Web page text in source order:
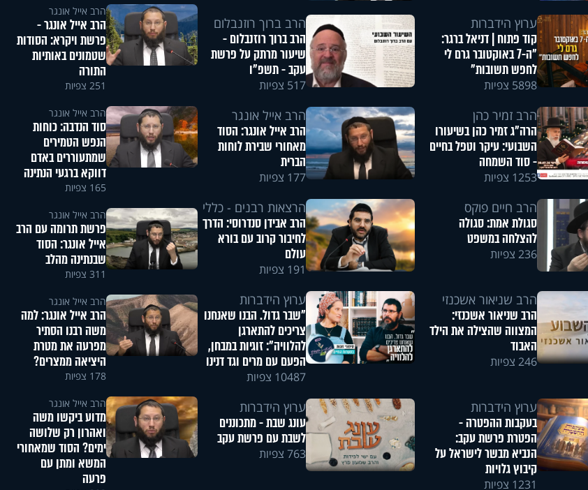
ערוץ הידברות
קוד פתוח | דניאל ברגר:
"ה-7 באוקטובר גרם לי
לחפש תשובות"
5898 צפיות
הרב ברוך רוזנבלום
הרב ברוך רוזנבלום -
שיעור מרתק על פרשת
עקב - תשפ"ו
517 צפיות
הרב זמיר כהן
הרה"ג זמיר כהן בשיעורו
השבועי: עיקר וטפל בחיים
- סוד השמחה
1253 צפיות
הרב אייל אונגר
הרב אייל אונגר: הסוד
מאחורי שבירת לוחות
הברית
177 צפיות
הרב חיים פוקס
סגולת אמת: סגולה
להצלחה במשפט
236 צפיות
הרצאות רבנים - כללי
הרב אבידן סנדרוסי: הדרך
לחיבור קרוב עם בורא
עולם
191 צפיות
הרב שניאור אשכנזי
הרב שניאור אשכנזי:
המצווה שהצילה את הילד
האבוד
246 צפיות
ערוץ הידברות
"שבר גדול. הבנו שאנחנו
צריכים להתארגן
להלוויה": זוגיות במבחן,
הפעם עם מרים וגד דנינו
10487 צפיות
ערוץ הידברות
בעקבות ההפטרה -
הפטרת פרשת עקב:
הנביא מבשר לישראל על
קיבוץ גלויות
1231 צפיות
ערוץ הידברות
עונג שבת - מתכוננים
לשבת עם פרשת עקב
763 צפיות
הרב אייל אונגר
הרב אייל אונגר -
פרשת ויקרא: הסודות
שטמונים באותיות
התורה
251 צפיות
הרב אייל אונגר
סוד הנדבה: כוחות
הנפש הטמירים
שמתעוררים באדם
דווקא ברגעי הנתינה
165 צפיות
הרב אייל אונגר
פרשת תרומה עם הרב
אייל אונגר: הסוד
שבנתינה מהלב
311 צפיות
הרב אייל אונגר
הרב אייל אונגר: למה
משה רבנו הסתיר
מפרעה את מטרת
היציאה ממצרים?
178 צפיות
הרב אייל אונגר
מדוע ביקשו משה
ואהרון רק שלושה
ימים? הסוד שמאחורי
המשא ומתן עם
פרעה